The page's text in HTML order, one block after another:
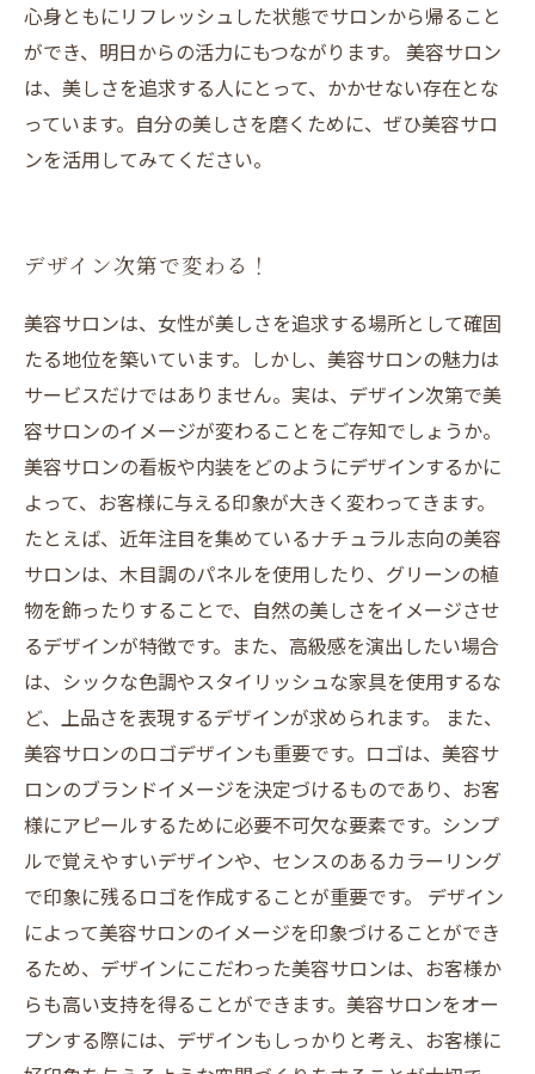
心身ともにリフレッシュした状態でサロンから帰ること
ができ、明日からの活力にもつながります。 美容サロン
は、美しさを追求する人にとって、かかせない存在とな
っています。自分の美しさを磨くために、ぜひ美容サロ
ンを活用してみてください。
デザイン次第で変わる！
美容サロンは、女性が美しさを追求する場所として確固
たる地位を築いています。しかし、美容サロンの魅力は
サービスだけではありません。実は、デザイン次第で美
容サロンのイメージが変わることをご存知でしょうか。
美容サロンの看板や内装をどのようにデザインするかに
よって、お客様に与える印象が大きく変わってきます。
たとえば、近年注目を集めているナチュラル志向の美容
サロンは、木目調のパネルを使用したり、グリーンの植
物を飾ったりすることで、自然の美しさをイメージさせ
るデザインが特徴です。また、高級感を演出したい場合
は、シックな色調やスタイリッシュな家具を使用するな
ど、上品さを表現するデザインが求められます。 また、
美容サロンのロゴデザインも重要です。ロゴは、美容サ
ロンのブランドイメージを決定づけるものであり、お客
様にアピールするために必要不可欠な要素です。シンプ
ルで覚えやすいデザインや、センスのあるカラーリング
で印象に残るロゴを作成することが重要です。 デザイン
によって美容サロンのイメージを印象づけることができ
るため、デザインにこだわった美容サロンは、お客様か
らも高い支持を得ることができます。美容サロンをオー
プンする際には、デザインもしっかりと考え、お客様に